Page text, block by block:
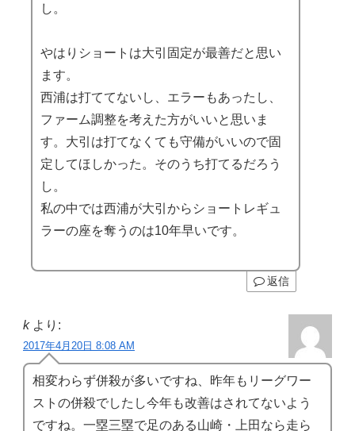
し。
やはりショートは大引固定が最善だと思い
ます。
西浦は打ててないし、エラーもあったし、
ファーム調整を考えた方がいいと思いま
す。大引は打てなくても守備がいいので固
定してほしかった。そのうち打てるだろう
し。
私の中では西浦が大引からショートレギュ
ラーの座を奪うのは10年早いです。
返信
k より:
2017年4月20日 8:08 AM
相変わらず併殺が多いですね、昨年もリーグワー
ストの併殺でしたし今年も改善はされてないよう
ですね。一塁三塁で足のある山崎・上田なら走ら